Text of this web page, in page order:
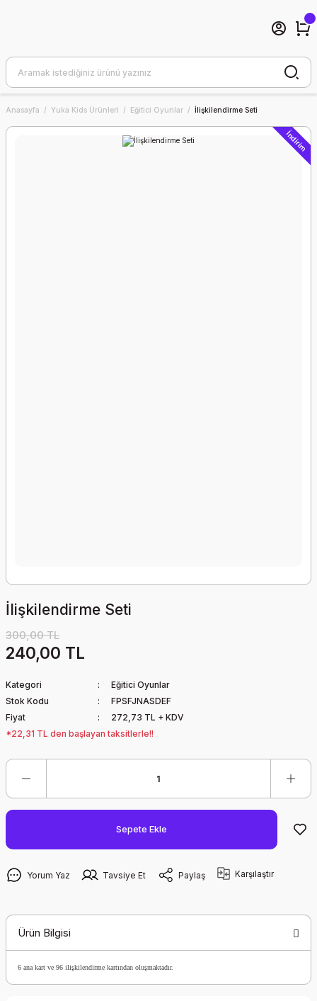
Anasayfa Yuka Kids Ürünleri Eğitici Oyunlar İlişkilendirme Seti
İndirim
İlişkilendirme Seti
300,00 TL
240,00 TL
Kategori
Eğitici Oyunlar
Stok Kodu
FPSFJNASDEF
Fiyat
272,73 TL + KDV
*22,31 TL den başlayan taksitlerle!!
Sepete Ekle
Yorum Yaz Tavsiye Et Paylaş Karşılaştır
Ürün Bilgisi
6 ana kart ve 96 ilişkilendirme kartından oluşmaktadır.